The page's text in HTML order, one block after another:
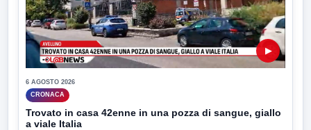
▶
6 AGOSTO 2026
CRONACA
Trovato in casa 42enne in una pozza di sangue, giallo
a viale Italia